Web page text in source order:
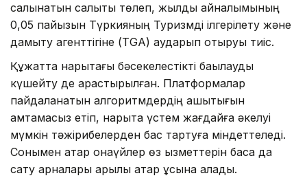
салынатын салықты төлеп, жылдық айналымының
0,05 пайызын Түркияның Туризмді ілгерілету және
дамыту агенттігіне (TGA) аударып отыруы тиіс.
Құжатта нарықтағы бәсекелестікті бақылауды
күшейту де қарастырылған. Платформалар
пайдаланатын алгоритмдердің ашықтығын
қамтамасыз етіп, нарықта үстем жағдайға әкелуі
мүмкін тәжірибелерден бас тартуға міндеттеледі.
Сонымен қатар қонақүйлер өз қызметтерін басқа да
сату арналары арқылы қатар ұсына алады.